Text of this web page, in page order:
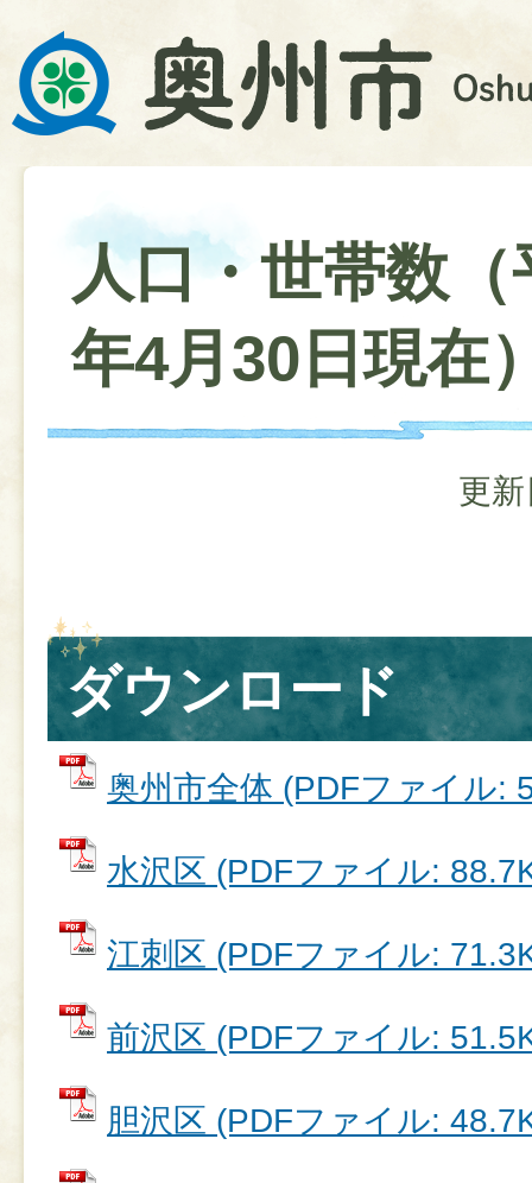
人口・世帯数（
年4月30日現在
更
ダウンロード
奥州市全体 (PDFファイル:
水沢区 (PDFファイル:
江刺区 (PDFファイル:
前沢区 (PDFファイル:
胆沢区 (PDFファイル: